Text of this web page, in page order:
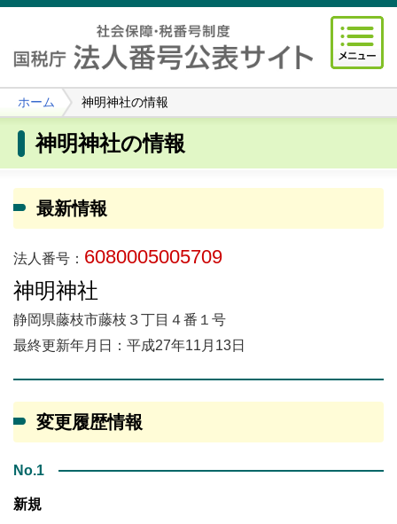
ホーム 神明神社の情報
神明神社の情報
最新情報
法人番号： 6080005005709
神明神社
静岡県藤枝市藤枝３丁目４番１号
最終更新年月日：平成27年11月13日
変更履歴情報
No.1
新規